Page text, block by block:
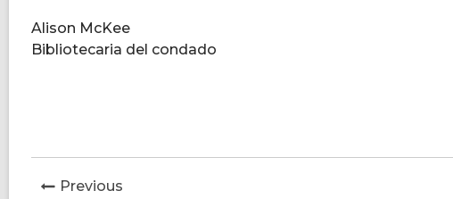
Alison McKee
Bibliotecaria del condado
Previous